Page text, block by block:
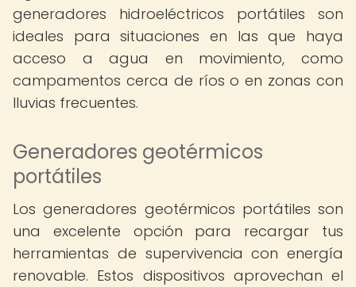
generadores hidroeléctricos portátiles son
ideales para situaciones en las que haya
acceso a agua en movimiento, como
campamentos cerca de ríos o en zonas con
lluvias frecuentes.
Generadores geotérmicos
portátiles
Los generadores geotérmicos portátiles son
una excelente opción para recargar tus
herramientas de supervivencia con energía
renovable. Estos dispositivos aprovechan el